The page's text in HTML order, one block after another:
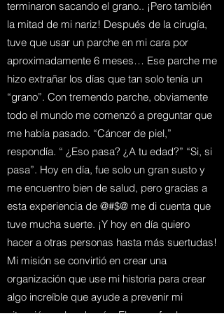
terminaron sacando el grano.. ¡Pero también
la mitad de mi nariz! Después de la cirugía,
tuve que usar un parche en mi cara por
aproximadamente 6 meses… Ese parche me
hizo extrañar los días que tan solo tenía un
“grano”. Con tremendo parche, obviamente
todo el mundo me comenzó a preguntar que
me había pasado. “Cáncer de piel,”
respondía. “ ¿Eso pasa? ¿A tu edad?” “Si, si
pasa”. Hoy en día, fue solo un gran susto y
me encuentro bien de salud, pero gracias a
esta experiencia de @#$@ me di cuenta que
tuve mucha suerte. ¡Y hoy en día quiero
hacer a otras personas hasta más suertudas!
Mi misión se convirtió en crear una
organización que use mi historia para crear
algo increíble que ayude a prevenir mi
situación en los demás. El grano fue lo peor